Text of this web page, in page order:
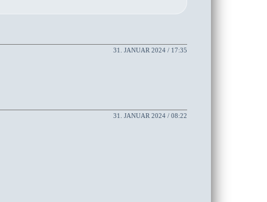
31. JANUAR 2024 / 17:35
31. JANUAR 2024 / 08:22